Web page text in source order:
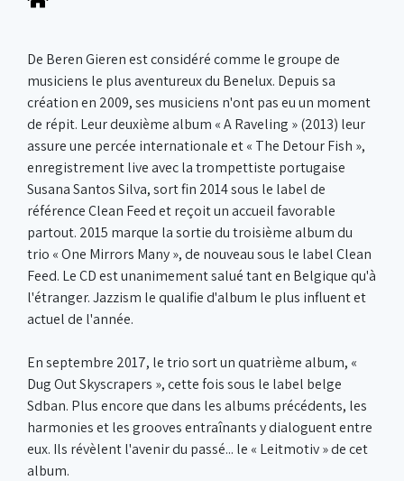
De Beren Gieren est considéré comme le groupe de
musiciens le plus aventureux du Benelux. Depuis sa
création en 2009, ses musiciens n'ont pas eu un moment
de répit. Leur deuxième album « A Raveling » (2013) leur
assure une percée internationale et « The Detour Fish »,
enregistrement live avec la trompettiste portugaise
Susana Santos Silva, sort fin 2014 sous le label de
référence Clean Feed et reçoit un accueil favorable
partout. 2015 marque la sortie du troisième album du
trio « One Mirrors Many », de nouveau sous le label Clean
Feed. Le CD est unanimement salué tant en Belgique qu'à
l'étranger. Jazzism le qualifie d'album le plus influent et
actuel de l'année.
En septembre 2017, le trio sort un quatrième album, «
Dug Out Skyscrapers », cette fois sous le label belge
Sdban. Plus encore que dans les albums précédents, les
harmonies et les grooves entraînants y dialoguent entre
eux. Ils révèlent l'avenir du passé... le « Leitmotiv » de cet
album.